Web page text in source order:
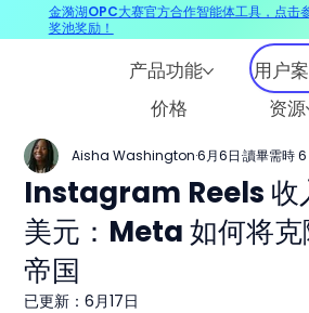
产品功能
用户
价格
资源
Instagram Reels 收
美元：Meta 如何将克
帝国
Aisha Washington 6月6日 讀畢需時
已更新：6月17日
金漪湖OPC大赛官方合作智能体工具，点
奖池奖励！